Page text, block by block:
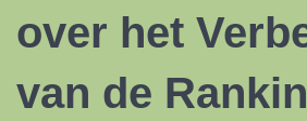
over het
van de